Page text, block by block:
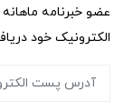
عضو خبرنامه
الکترونیک خود